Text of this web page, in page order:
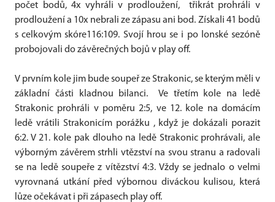
počet bodů, 4x vyhráli v prodloužení, třikrát prohráli v
prodloužení a 10x nebrali ze zápasu ani bod. Získali 41 bodů
s celkovým skóre116:109. Svojí hrou se i po lonské sezóně
probojovali do závěrečných bojů v play off.
V prvním kole jim bude soupeř ze Strakonic, se kterým měli v
základní části kladnou bilanci. Ve třetím kole na ledě
Strakonic prohráli v poměru 2:5, ve 12. kole na domácím
ledě vrátili Strakonicím porážku , když je dokázali porazit
6:2. V 21. kole pak dlouho na ledě Strakonic prohrávali, ale
výborným závěrem strhli vtězství na svou stranu a radovali
se na ledě soupeře z vítězství 4:3. Vždy se jednalo o velmi
vyrovnaná utkání před výbornou diváckou kulisou, která
lůze očekávat i při zápasech play off.